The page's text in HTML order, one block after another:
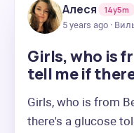
Алеся 14y5m
5 years ago ·
Girls, who is
tell me if
Girls, who is from
there's a glucose